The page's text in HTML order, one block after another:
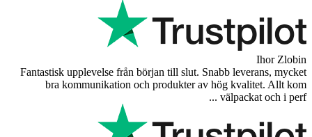
Fantastisk upplevelse från början till
bra kommunikation och